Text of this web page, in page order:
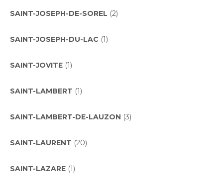
SAINT-JOSEPH-DE-SOREL (2)
SAINT-JOSEPH-DU-LAC (1)
SAINT-JOVITE (1)
SAINT-LAMBERT (1)
SAINT-LAMBERT-DE-LAUZON (3)
SAINT-LAURENT (20)
SAINT-LAZARE (1)